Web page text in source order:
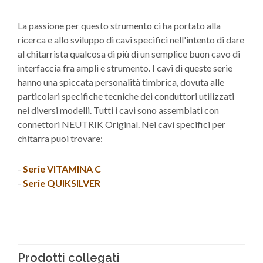
La passione per questo strumento ci ha portato alla
ricerca e allo sviluppo di cavi specifici nell'intento di dare
al chitarrista qualcosa di più di un semplice buon cavo di
interfaccia fra ampli e strumento. I cavi di queste serie
hanno una spiccata personalità timbrica, dovuta alle
particolari specifiche tecniche dei conduttori utilizzati
nei diversi modelli. Tutti i cavi sono assemblati con
connettori NEUTRIK Original. Nei cavi specifici per
chitarra puoi trovare:
- Serie VITAMINA C
- Serie QUIKSILVER
Prodotti collegati